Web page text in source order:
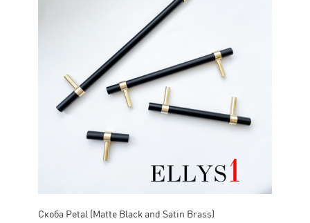
Скоба Petal (Matte Black and Satin Brass)